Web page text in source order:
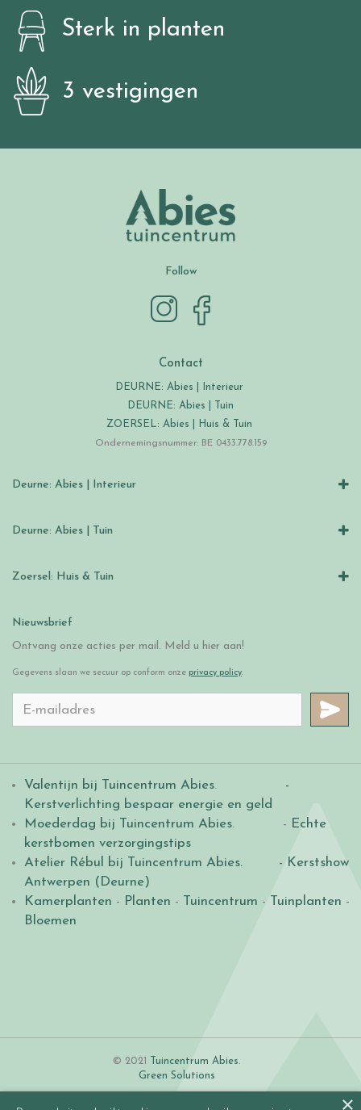
Sterk in planten
3 vestigingen
Follow
Contact
DEURNE: Abies | Interieur
DEURNE: Abies | Tuin
ZOERSEL: Abies | Huis & Tuin
Ondernemingsnummer: BE 0433.778.159
Deurne: Abies | Interieur
Deurne: Abies | Tuin
Zoersel: Huis & Tuin
Nieuwsbrief
Ontvang onze acties per mail. Meld u hier aan!
Gegevens slaan we secuur op conform onze privacy policy.
Valentijn bij Tuincentrum Abies.
-
Kerstverlichting bespaar energie en geld
Moederdag bij Tuincentrum Abies. - Echte
kerstbomen verzorgingstips
Atelier Rébul bij Tuincentrum Abies.
- Kerstshow
Antwerpen (Deurne)
Kamerplanten - Planten - Tuincentrum - Tuinplanten -
Bloemen
© 2021 Tuincentrum Abies.
Green Solutions
×